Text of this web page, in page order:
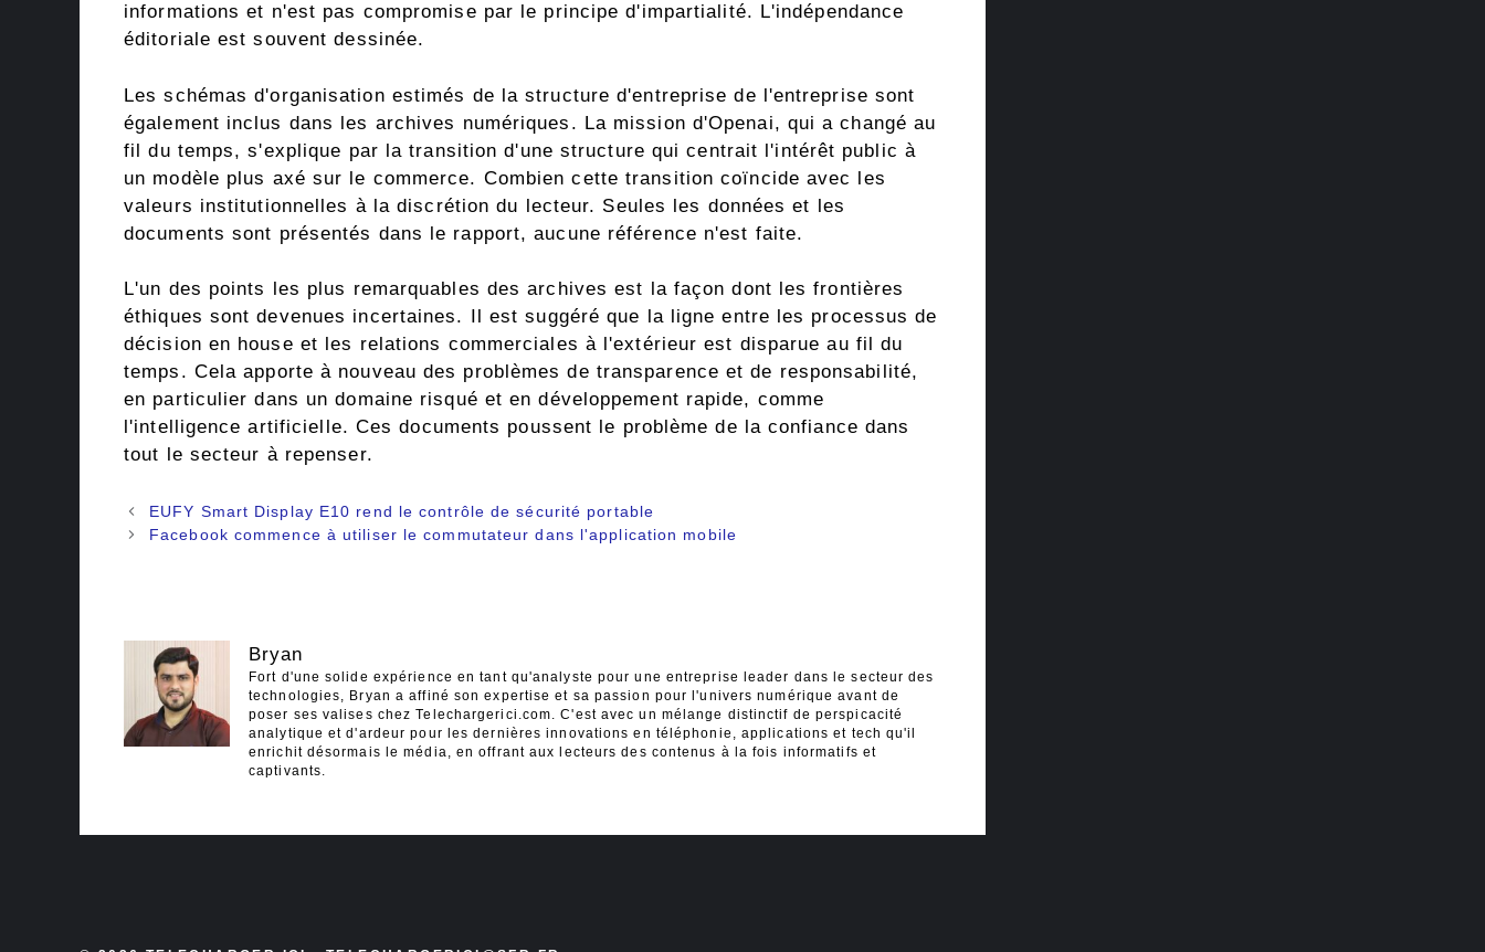
informations et n'est pas compromise par le principe d'impartialité. L'indépendance
éditoriale est souvent dessinée.
Les schémas d'organisation estimés de la structure d'entreprise de l'entreprise sont
également inclus dans les archives numériques. La mission d'Openai, qui a changé au
fil du temps, s'explique par la transition d'une structure qui centrait l'intérêt public à
un modèle plus axé sur le commerce. Combien cette transition coïncide avec les
valeurs institutionnelles à la discrétion du lecteur. Seules les données et les
documents sont présentés dans le rapport, aucune référence n'est faite.
L'un des points les plus remarquables des archives est la façon dont les frontières
éthiques sont devenues incertaines. Il est suggéré que la ligne entre les processus de
décision en house et les relations commerciales à l'extérieur est disparue au fil du
temps. Cela apporte à nouveau des problèmes de transparence et de responsabilité,
en particulier dans un domaine risqué et en développement rapide, comme
l'intelligence artificielle. Ces documents poussent le problème de la confiance dans
tout le secteur à repenser.
Navigation
des
EUFY Smart Display E10 rend le contrôle de sécurité portable
Facebook commence à utiliser le commutateur dans l'application mobile
Bryan
Fort d'une solide expérience en tant qu'analyste pour une entreprise leader dans le secteur des
technologies, Bryan a affiné son expertise et sa passion pour l'univers numérique avant de
poser ses valises chez Telechargerici.com. C'est avec un mélange distinctif de perspicacité
analytique et d'ardeur pour les dernières innovations en téléphonie, applications et tech qu'il
enrichit désormais le média, en offrant aux lecteurs des contenus à la fois informatifs et
captivants.